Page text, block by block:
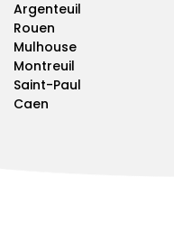
Argenteuil
Rouen
Mulhouse
Montreuil
Saint-Paul
Caen